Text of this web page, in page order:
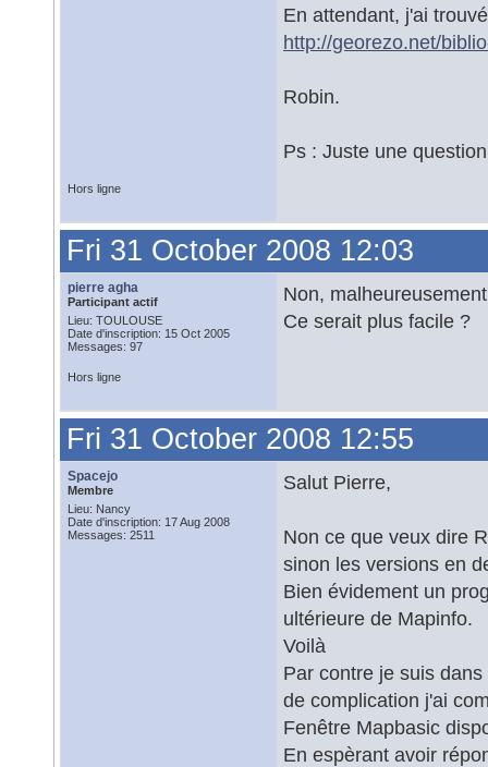
En attendant, j'ai
http://georezo.net/
Robin.
Ps : Juste une
Hors ligne
Fri 31 October 2008 12:03
pierre agha
Participant actif
Lieu: TOULOUSE
Date d'inscription: 15 Oct 2005
Messages: 97
Non,
Ce serait plus facile ?
Hors ligne
Fri 31 October 2008 12:55
Spacejo
Membre
Lieu: Nancy
Date d'inscription: 17 Aug 2008
Messages: 2511
Salut Pierre,
Non ce que veux dire
sinon les versions en
Bien évidement un
ultérieure de Mapinfo.
Voilà
Par contre je suis
de complication j'ai
Fenêtre Mapbasic
En espèrant avoir